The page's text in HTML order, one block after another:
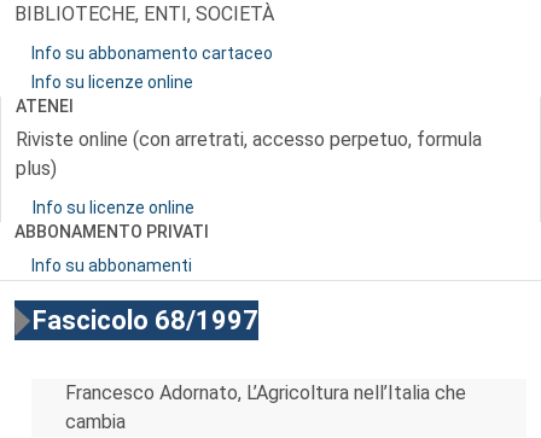
BIBLIOTECHE, ENTI, SOCIETÀ
Info su abbonamento cartaceo
Info su licenze online
ATENEI
Riviste online (con arretrati, accesso perpetuo, formula
plus)
Info su licenze online
ABBONAMENTO PRIVATI
Info su abbonamenti
Fascicolo 68/1997
Francesco Adornato, L’Agricoltura nell’Italia che
cambia